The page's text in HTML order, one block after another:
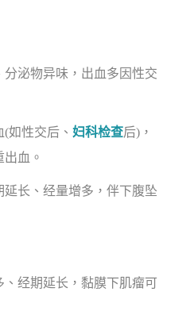
泌物异味，出血多因性交
性交后、妇科检查后)，
血。
长、经量增多，伴下腹坠
、经期延长，黏膜下肌瘤可